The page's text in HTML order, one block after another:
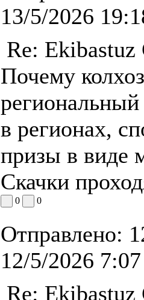
13/5/2026
Re: Ekibastuz
Почему
в регионах,
призы в виде
Скачки
0 0
Отправлено:
12/5/2026 7:07
Re: Ekibastuz